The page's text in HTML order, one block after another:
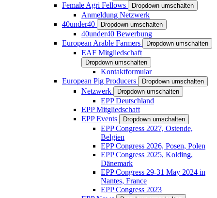
Female Agri Fellows Dropdown umschalten
Anmeldung Netzwerk
40under40
Dropdown umschalten
40under40 Bewerbung
European Arable Farmers
Dropdown umschalten
EAF Mitgliedschaft
Dropdown umschalten
Kontaktformular
European Pig Producers
Dropdown umschalten
Netzwerk Dropdown umschalten
EPP Deutschland
EPP Mitgliedschaft
EPP Events
Dropdown umschalten
EPP Congress 2027, Ostende,
Belgien
EPP Congress 2026, Posen, Polen
EPP Congress 2025, Kolding,
Dänemark
EPP Congress 29-31 May 2024 in
Nantes, France
EPP Congress 2023